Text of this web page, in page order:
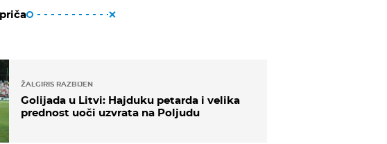
ŽALGIRIS RAZBIJEN
Golijada u Litvi: Hajduku petarda i velika
prednost uoči uzvrata na Poljudu